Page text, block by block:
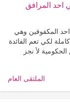
احد المرافق
المكفوفين وهي
لكي تعم الفائدة
لأ نجز
الملتقى العام